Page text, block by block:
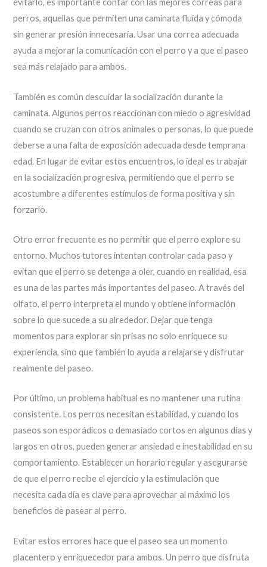
evitarlo, es importante contar con las mejores correas para
perros, aquellas que permiten una caminata fluida y cómoda
sin generar presión innecesaria. Usar una correa adecuada
ayuda a mejorar la comunicación con el perro y a que el paseo
sea más relajado para ambos.
También es común descuidar la socialización durante la
caminata. Algunos perros reaccionan con miedo o agresividad
cuando se cruzan con otros animales o personas, lo que puede
deberse a una falta de exposición adecuada desde temprana
edad. En lugar de evitar estos encuentros, lo ideal es trabajar
en la socialización progresiva, permitiendo que el perro se
acostumbre a diferentes estímulos de forma positiva y sin
forzarlo.
Otro error frecuente es no permitir que el perro explore su
entorno. Muchos tutores intentan controlar cada paso y
evitan que el perro se detenga a oler, cuando en realidad, esa
es una de las partes más importantes del paseo. A través del
olfato, el perro interpreta el mundo y obtiene información
sobre lo que sucede a su alrededor. Dejar que tenga
momentos para explorar sin prisas no solo enriquece su
experiencia, sino que también lo ayuda a relajarse y disfrutar
realmente del paseo.
Por último, un problema habitual es no mantener una rutina
consistente. Los perros necesitan estabilidad, y cuando los
paseos son esporádicos o demasiado cortos en algunos días y
largos en otros, pueden generar ansiedad e inestabilidad en su
comportamiento. Establecer un horario regular y asegurarse
de que el perro recibe el ejercicio y la estimulación que
necesita cada día es clave para aprovechar al máximo los
beneficios de pasear al perro.
Evitar estos errores hace que el paseo sea un momento
placentero y enriquecedor para ambos. Un perro que disfruta